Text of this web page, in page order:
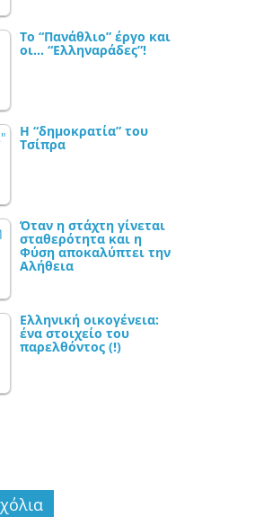
Το “Πανάθλιο” έργο και
οι… “Ελληναράδες”!
Η “δημοκρατία” του
Τσίπρα
Όταν η στάχτη γίνεται
σταθερότητα και η
Φύση αποκαλύπτει την
Αλήθεια
Ελληνική οικογένεια:
ένα στοιχείο του
παρελθόντος (!)